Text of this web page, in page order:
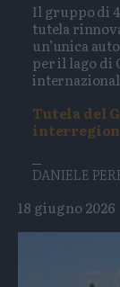
Il gruppo di
tutela
un’unica
per il lago di
Tutela del
DANIELE
18 giugno 2026